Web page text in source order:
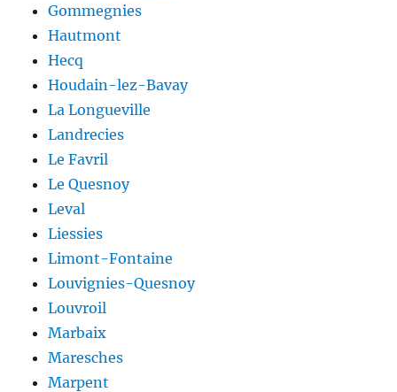
Gommegnies
Hautmont
Hecq
Houdain-lez-Bavay
La Longueville
Landrecies
Le Favril
Le Quesnoy
Leval
Liessies
Limont-Fontaine
Louvignies-Quesnoy
Louvroil
Marbaix
Maresches
Marpent